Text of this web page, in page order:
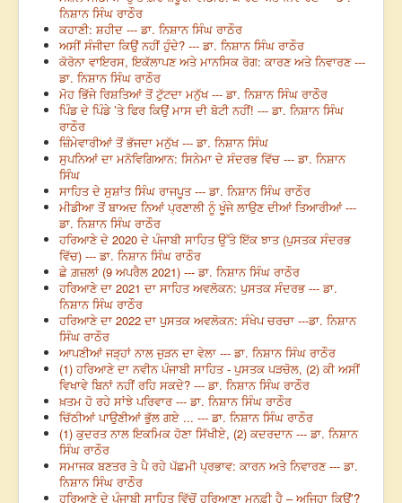
ਨਿਸ਼ਾਨ ਸਿੰਘ ਰਾਠੌਰ
ਕਹਾਣੀ: ਸ਼ਹੀਦ --- ਡਾ. ਨਿਸ਼ਾਨ ਸਿੰਘ ਰਾਠੌਰ
ਅਸੀਂ ਸੰਜੀਦਾ ਕਿਉਂ ਨਹੀਂ ਹੁੰਦੇ? --- ਡਾ. ਨਿਸ਼ਾਨ ਸਿੰਘ ਰਾਠੌਰ
ਕੋਰੋਨਾ ਵਾਇਰਸ, ਇਕੱਲਾਪਣ ਅਤੇ ਮਾਨਸਿਕ ਰੋਗ: ਕਾਰਣ ਅਤੇ ਨਿਵਾਰਣ ---
ਡਾ. ਨਿਸ਼ਾਨ ਸਿੰਘ ਰਾਠੌਰ
ਮੋਹ ਭਿੱਜੇ ਰਿਸ਼ਤਿਆਂ ਤੋਂ ਟੁੱਟਦਾ ਮਨੁੱਖ --- ਡਾ. ਨਿਸ਼ਾਨ ਸਿੰਘ ਰਾਠੌਰ
ਪਿੰਡ ਦੇ ਪਿੰਡੇ ’ਤੇ ਫਿਰ ਕਿਉਂ ਮਾਸ ਦੀ ਬੋਟੀ ਨਹੀਂ! --- ਡਾ. ਨਿਸ਼ਾਨ ਸਿੰਘ
ਰਾਠੌਰ
ਜ਼ਿੰਮੇਵਾਰੀਆਂ ਤੋਂ ਭੱਜਦਾ ਮਨੁੱਖ --- ਡਾ. ਨਿਸ਼ਾਨ ਸਿੰਘ
ਸੁਪਨਿਆਂ ਦਾ ਮਨੋਵਿਗਿਆਨ: ਸਿਨੇਮਾ ਦੇ ਸੰਦਰਭ ਵਿੱਚ --- ਡਾ. ਨਿਸ਼ਾਨ
ਸਿੰਘ
ਸਾਹਿਤ ਦੇ ਸੁਸ਼ਾਂਤ ਸਿੰਘ ਰਾਜਪੂਤ --- ਡਾ. ਨਿਸ਼ਾਨ ਸਿੰਘ ਰਾਠੌਰ
ਮੀਡੀਆ ਤੋਂ ਬਾਅਦ ਨਿਆਂ ਪ੍ਰਣਾਲੀ ਨੂੰ ਖੂੰਜੇ ਲਾਉਣ ਦੀਆਂ ਤਿਆਰੀਆਂ ---
ਡਾ. ਨਿਸ਼ਾਨ ਸਿੰਘ ਰਾਠੌਰ
ਹਰਿਆਣੇ ਦੇ 2020 ਦੇ ਪੰਜਾਬੀ ਸਾਹਿਤ ਉੱਤੇ ਇੱਕ ਝਾਤ (ਪੁਸਤਕ ਸੰਦਰਭ
ਵਿੱਚ) --- ਡਾ. ਨਿਸ਼ਾਨ ਸਿੰਘ ਰਾਠੌਰ
ਛੇ ਗ਼ਜ਼ਲਾਂ (9 ਅਪਰੈਲ 2021) --- ਡਾ. ਨਿਸ਼ਾਨ ਸਿੰਘ ਰਾਠੌਰ
ਹਰਿਆਣੇ ਦਾ 2021 ਦਾ ਸਾਹਿਤ ਅਵਲੋਕਨ: ਪੁਸਤਕ ਸੰਦਰਭ --- ਡਾ.
ਨਿਸ਼ਾਨ ਸਿੰਘ ਰਾਠੌਰ
ਹਰਿਆਣੇ ਦਾ 2022 ਦਾ ਪੁਸਤਕ ਅਵਲੋਕਨ: ਸੰਖੇਪ ਚਰਚਾ ---ਡਾ. ਨਿਸ਼ਾਨ
ਸਿੰਘ ਰਾਠੌਰ
ਆਪਣੀਆਂ ਜੜ੍ਹਾਂ ਨਾਲ ਜੁੜਨ ਦਾ ਵੇਲਾ --- ਡਾ. ਨਿਸ਼ਾਨ ਸਿੰਘ ਰਾਠੌਰ
(1) ਹਰਿਆਣੇ ਦਾ ਨਵੀਨ ਪੰਜਾਬੀ ਸਾਹਿਤ - ਪੁਸਤਕ ਪੜਚੋਲ, (2) ਕੀ ਅਸੀਂ
ਵਿਖਾਵੇ ਬਿਨਾਂ ਨਹੀਂ ਰਹਿ ਸਕਦੇ? --- ਡਾ. ਨਿਸ਼ਾਨ ਸਿੰਘ ਰਾਠੌਰ
ਖ਼ਤਮ ਹੋ ਰਹੇ ਸਾਂਝੇ ਪਰਿਵਾਰ --- ਡਾ. ਨਿਸ਼ਾਨ ਸਿੰਘ ਰਾਠੌਰ
ਚਿੱਠੀਆਂ ਪਾਉਣੀਆਂ ਭੁੱਲ ਗਏ ... --- ਡਾ. ਨਿਸ਼ਾਨ ਸਿੰਘ ਰਾਠੌਰ
(1) ਕੁਦਰਤ ਨਾਲ ਇਕਮਿਕ ਹੋਣਾ ਸਿੱਖੀਏ, (2) ਕਦਰਦਾਨ --- ਡਾ. ਨਿਸ਼ਾਨ
ਸਿੰਘ ਰਾਠੌਰ
ਸਮਾਜਕ ਬਣਤਰ ਤੇ ਪੈ ਰਹੇ ਪੱਛਮੀ ਪ੍ਰਭਾਵ: ਕਾਰਨ ਅਤੇ ਨਿਵਾਰਣ --- ਡਾ.
ਨਿਸ਼ਾਨ ਸਿੰਘ ਰਾਠੌਰ
ਹਰਿਆਣੇ ਦੇ ਪੰਜਾਬੀ ਸਾਹਿਤ ਵਿੱਚੋਂ ਹਰਿਆਣਾ ਮਨਫ਼ੀ ਹੈ – ਅਜਿਹਾ ਕਿਉਂ’?